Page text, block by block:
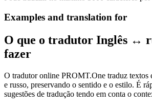
Examples and translation for
O que o tradutor Inglês ↔
fazer
O tradutor online PROMT.One traduz textos
e russo, preservando o sentido e o estilo. É
sugestões de tradução tendo em conta o